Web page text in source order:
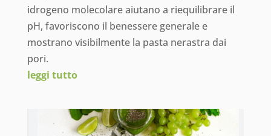
idrogeno molecolare aiutano a riequilibrare il
pH, favoriscono il benessere generale e
mostrano visibilmente la pasta nerastra dai
pori.
leggi tutto